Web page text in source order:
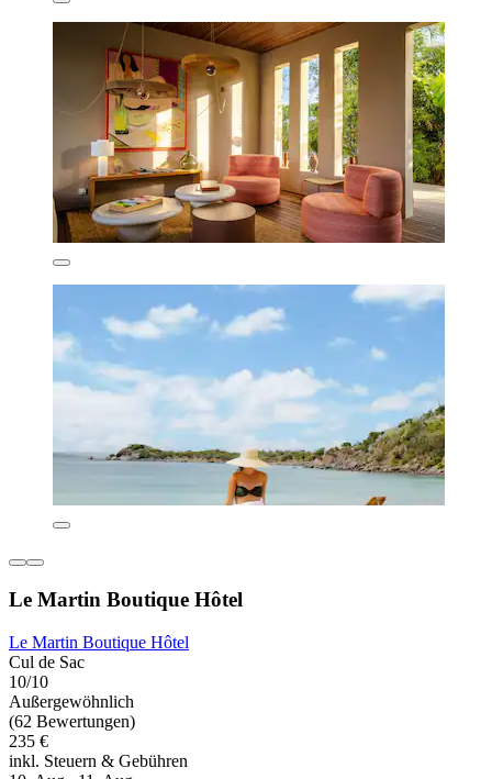
Le Martin Boutique Hôtel
Le Martin Boutique Hôtel
Cul de Sac
10/10
Außergewöhnlich
(62 Bewertungen)
235 €
inkl. Steuern & Gebühren